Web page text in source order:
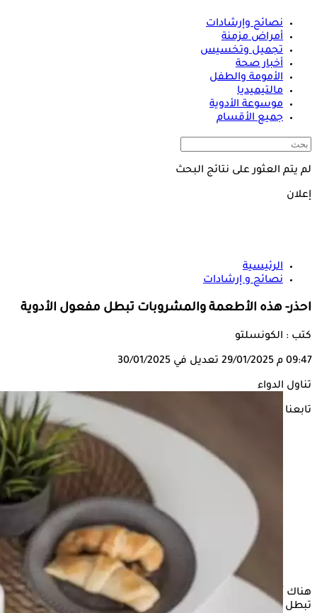
نصائح وإرشادات
أمراض مزمنة
تجميل وتخسيس
أخبار صحة
الأمومة والطفل
مالتيميديا
موسوعة الأدوية
جميع الأقسام
لم يتم العثور على نتائج البحث
إعلان
الرئيسية
نصائح و إرشادات
احذر- هذه الأطعمة والمشروبات تبطل مفعول الأدوية
كتب : الكونسلتو
09:47 م 29/01/2025 تعديل في 30/01/2025
تناول الدواء
تابعنا على
هناك أطعمة ومشروبات يجب عدم تناولها بجانب الأدوية، لأنها قد
تبطل مفعولها بالجسم، مما يؤدي إلى عدم الشفاء من المرض